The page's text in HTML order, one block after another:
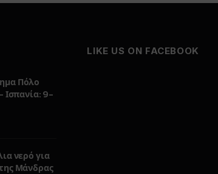
Πόλο
Ισπανία: 9-
νερό για
Μάνδρας
LIKE US ON FACEBOOK